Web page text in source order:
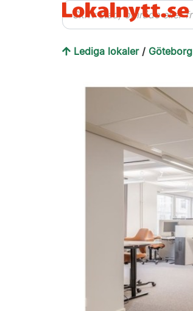
Lediga lokaler / Göteborg